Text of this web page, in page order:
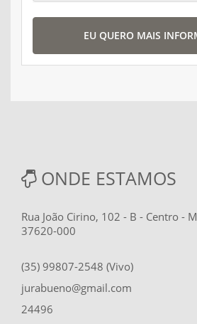
EU QUERO MAIS
ONDE ESTAMOS
Rua João Cirino, 102 - B - Centro -
37620-000
(35) 99807-2548 (Vivo)
jurabueno@gmail.com
24496